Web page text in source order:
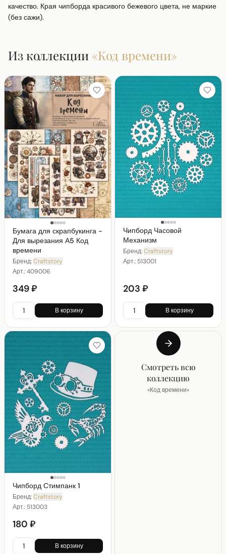
качество. Края чипборда красивого бежевого цвета, не маркие
(без сажи).
Из коллекции «Код времени»
Бумага для скрапбукинга -
Для вырезания А5 Код
времени
Бренд:Craftstory
Арт.:409006
349 ₽
В корзину
Чипборд Часовой
Механизм
Бренд:Craftstory
Арт.: 513001
203 ₽
В корзину
Чипборд Стимпанк 1
Бренд:Craftstory
Арт.: 513003
180 ₽
В корзину
Смотреть всю
коллекцию
«Код времени»